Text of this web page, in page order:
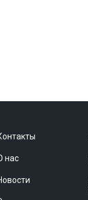
нас